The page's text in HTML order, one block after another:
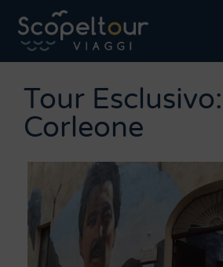
Tour Esclusivo:
Corleone